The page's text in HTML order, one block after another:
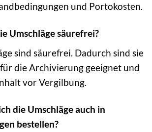
und Portokosten.
Umschläge säurefrei?
sind säurefrei. Dadurch sind sie
die Archivierung geeignet und
vor Vergilbung.
die Umschläge auch in
bestellen?